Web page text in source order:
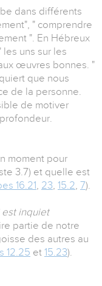
dans différents
" comprendre
". En Hébreux
les uns sur les
œuvres bonnes. "
que nous
de la personne.
de motiver
moment pour
3.7) et quelle est
16.21, 23, 15.2, 7).
est inquiet
partie de notre
des autres au
12.25 et 15.23).